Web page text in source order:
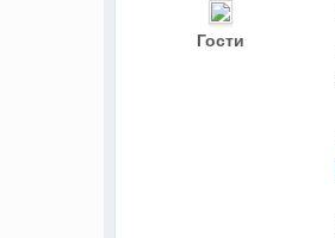
Гости